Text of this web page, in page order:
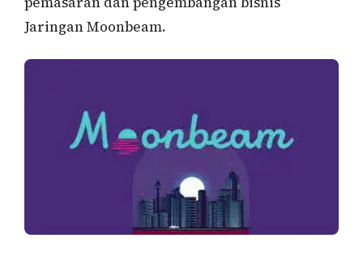
Jaringan Moonbeam.